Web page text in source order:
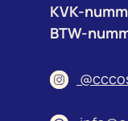
KVK-
BTW-